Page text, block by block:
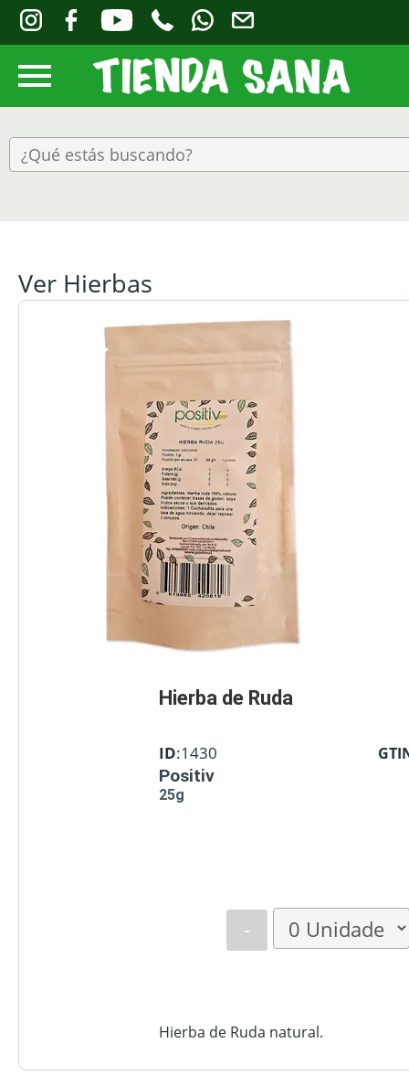
Ver Hierbas
Hierba de Ruda
ID:1430
Positiv
25g
-
Hierba de Ruda natural.